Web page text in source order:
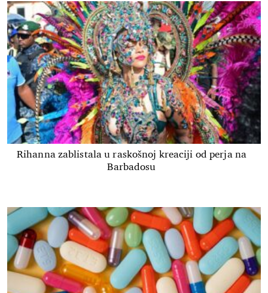
Rihanna zablistala u raskošnoj kreaciji od perja na
Barbadosu